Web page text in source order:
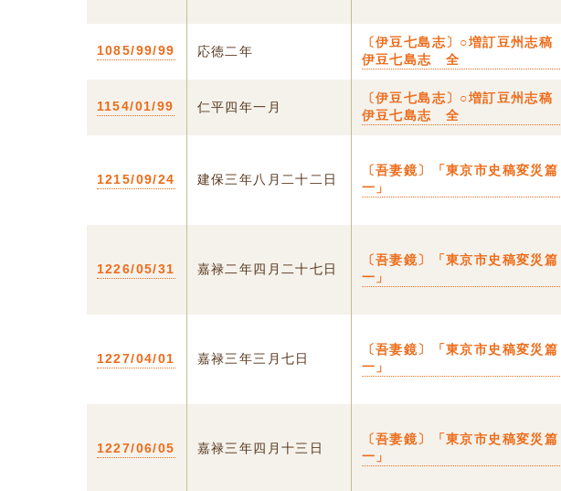
1085/99/99 応徳二年
〔伊豆七島志〕○増訂豆州志稿
伊豆七島志 全
1154/01/99 仁平四年一月
〔伊豆七島志〕○増訂豆州志稿
伊豆七島志 全
1215/09/24 建保三年八月二十二日
〔吾妻鏡〕「東京市史稿変災篇
一」
1226/05/31 嘉禄二年四月二十七日
〔吾妻鏡〕「東京市史稿変災篇
一」
1227/04/01 嘉禄三年三月七日
〔吾妻鏡〕「東京市史稿変災篇
一」
1227/06/05 嘉禄三年四月十三日
〔吾妻鏡〕「東京市史稿変災篇
一」